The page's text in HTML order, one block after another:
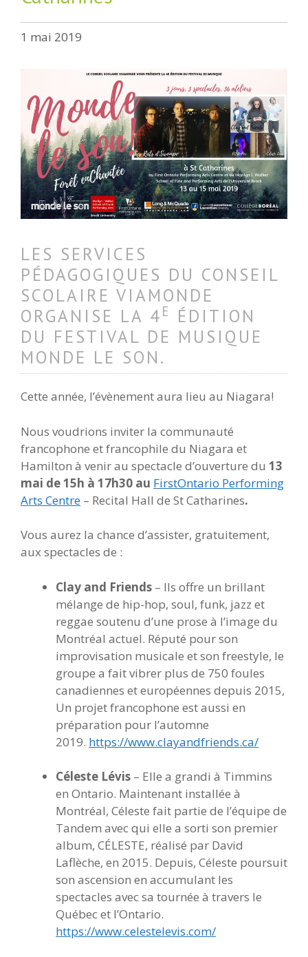
1 mai 2019
LES SERVICES
PÉDAGOGIQUES DU CONSEIL
SCOLAIRE VIAMONDE
ORGANISE LA 4 E
ÉDITION
DU FESTIVAL DE MUSIQUE
MONDE LE SON.
Cette année, l’évènement aura lieu au Niagara!
Nous voudrions inviter la communauté
francophone et francophile du Niagara et
Hamilton à venir au spectacle d’ouverture du 13
mai de 15h à 17h30 au FirstOntario Performing
Arts Centre – Recital Hall de St Catharines.
Vous aurez la chance d’assister, gratuitement,
aux spectacles de :
Clay and Friends – Ils offre un brillant
mélange de hip-hop, soul, funk, jazz et
reggae soutenu d’une prose à l’image du
Montréal actuel. Réputé pour son
improvisation musicale et son freestyle, le
groupe a fait vibrer plus de 750 foules
canadiennes et européennes depuis 2015,
Un projet francophone est aussi en
préparation pour l’automne
2019. https://www.clayandfriends.ca/
Céleste Lévis – Elle a grandi à Timmins
en Ontario. Maintenant installée à
Montréal, Céleste fait partie de l’équipe de
Tandem avec qui elle a sorti son premier
album, CÉLESTE, réalisé par David
Laflèche, en 2015. Depuis, Céleste poursuit
son ascension en accumulant les
spectacles avec sa tournée à travers le
Québec et l’Ontario.
https://www.celestelevis.com/